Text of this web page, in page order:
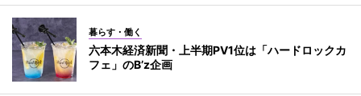
暮らす・働く
六本木経済新聞・上半期PV1位は「ハードロックカ
フェ」のB’z企画